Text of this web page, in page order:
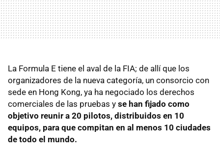
La Formula E tiene el aval de la FIA; de allí que los
organizadores de la nueva categoría, un consorcio con
sede en Hong Kong, ya ha negociado los derechos
comerciales de las pruebas y se han fijado como
objetivo reunir a 20 pilotos, distribuidos en 10
equipos, para que compitan en al menos 10 ciudades
de todo el mundo.